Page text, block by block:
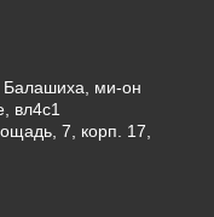
Балашиха, ми-он
вл4с1
7, корп. 17,